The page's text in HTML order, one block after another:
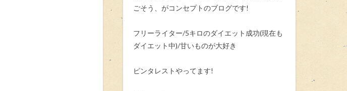
ごそう、がコンセプトのブログです!
フリーライター/5キロのダイエット成功(現在も
ダイエット中)/甘いものが大好き
ピンタレストやってます!